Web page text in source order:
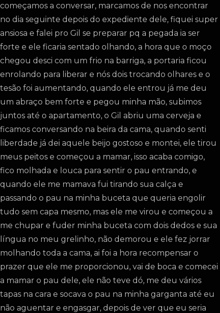
começamos a conversar, marcamos de nos encontrar
no dia seguinte depois do expediente dele, fiquei super
ansiosa e falei pro Gil se preparar pq a pegada ia ser
forte e ele ficaria sentado olhando, a hora que o moço
chegou desci com um frio na barriga, a portaria ficou
enrolando para liberar e nós dois trocando olhares e o
tesão foi aumentando, quando ele entrou já me deu
um abraço bem forte e pegou minha mão, subimos
juntos até o apartamento, o Gil abriu uma cerveja e
ficamos conversando na beira da cama, quando senti
liberdade já dei aquele beijo gostoso e montei, ele tirou
meus peitos e começou a mamar, isso acaba comigo,
fico molhada e louca para sentir o pau entrando, e
quando ele me mamava fui tirando sua calça e
passando o pau na minha buceta que queria engolir
tudo sem capa mesmo, mas ele me virou e começou a
me chupar e fuder minha buceta com dois dedos e sua
língua no meu grelinho, não demorou e ele fez jorrar
molhando toda a cama, ai foi a hora recompensar o
prazer que ele me proporcionou, vai de boca e comecei
a mamar o pau dele, ele não teve dó, me deu vários
tapas na cara e socava o pau na minha garganta até eu
não aguentar e engasgar, depois de ver que eu seria